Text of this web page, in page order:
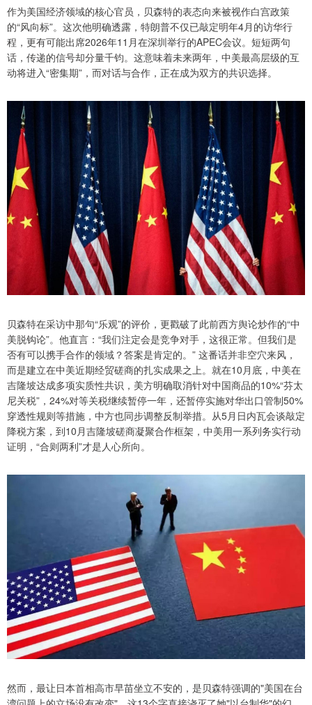
作为美国经济领域的核心官员，贝森特的表态向来被视作白宫政策
的“风向标”。这次他明确透露，特朗普不仅已敲定明年4月的访华行
程，更有可能出席2026年11月在深圳举行的APEC会议。短短两句
话，传递的信号却分量千钧。这意味着未来两年，中美最高层级的互
动将进入“密集期”，而对话与合作，正在成为双方的共识选择。
贝森特在采访中那句“乐观”的评价，更戳破了此前西方舆论炒作的“中
美脱钩论”。他直言：“我们注定会是竞争对手，这很正常。但我们是
否有可以携手合作的领域？答案是肯定的。” 这番话并非空穴来风，
而是建立在中美近期经贸磋商的扎实成果之上。就在10月底，中美在
吉隆坡达成多项实质性共识，美方明确取消针对中国商品的10%“芬太
尼关税”，24%对等关税继续暂停一年，还暂停实施对华出口管制50%
穿透性规则等措施，中方也同步调整反制举措。从5月日内瓦会谈敲定
降税方案，到10月吉隆坡磋商凝聚合作框架，中美用一系列务实行动
证明，“合则两利”才是人心所向。
然而，最让日本首相高市早苗坐立不安的，是贝森特强调的"美国在台